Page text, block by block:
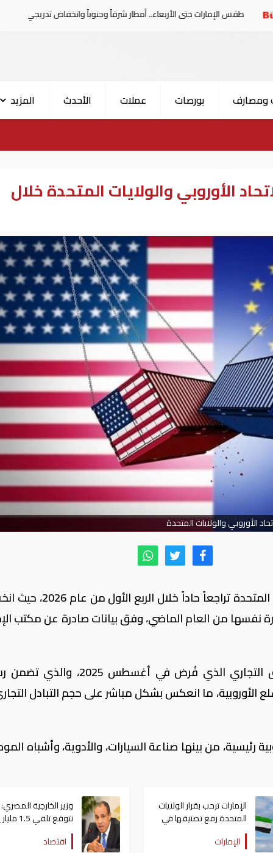
حتى الأربعاء.. أمطار شرقاً وجنوباً وانخفاض تدريجي للحرارة
ومصارف بورصات عملات الأحدث المزيد
الأوروبي والولايات المتحدة خلال
الأوروبي والولايات المتحدة
سجّلت التجارة بين الاتحاد الأوروبي والولايات المتحدة تراجعاً
بنحو 30% مقارنة بالفترة نفسها من العام الماضي، وفق بيانات صادرة عن مكتب
ويأتي هذا التراجع في ظل تداعيات الاتفاق التجاري الذي فُرض في
على عدد من السلع الأوروبية، ما انعكس بشكل مباشر على حجم التبادل
رئيسية، من بينها صناعة السيارات، والأدوية، وأشباه
الإمارات ترحب بقرار الولايات
المتحدة رفع تصنيفها في
ضوابط التصدير
الإمارات
وزير الخارجية المصري:
نتوقع تلقي
من الاتحاد الأوروبي
أيام
اقتصاد